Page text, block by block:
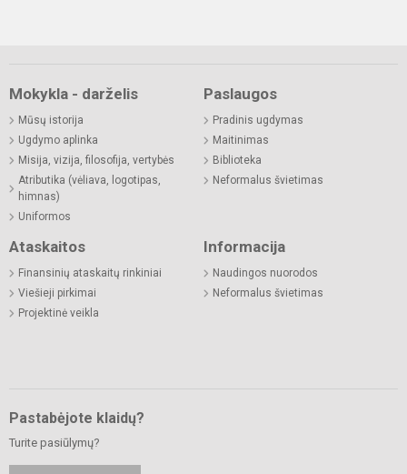
Mokykla - darželis
Mūsų istorija
Ugdymo aplinka
Misija, vizija, filosofija, vertybės
Atributika (vėliava, logotipas,
himnas)
Uniformos
Paslaugos
Pradinis ugdymas
Maitinimas
Biblioteka
Neformalus švietimas
Ataskaitos
Finansinių ataskaitų rinkiniai
Viešieji pirkimai
Projektinė veikla
Informacija
Naudingos nuorodos
Neformalus švietimas
Pastabėjote klaidų?
Turite pasiūlymų?